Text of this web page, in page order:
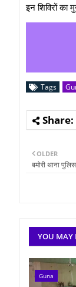
इन शिविरों
Tags
OLDER
बमोरी थाना
YOU MAY
Guna